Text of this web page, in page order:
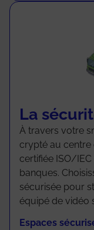
La
À travers votre
crypté au centre
certifiée ISO/IEC
banques.
sécurisée pour
équipé de vidéo
Espaces